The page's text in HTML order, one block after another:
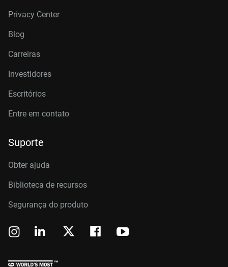
Privacy Center
Blog
Carreiras
Investidores
Escritórios
Entre em contato
Suporte
Obter ajuda
Biblioteca de recursos
Segurança do produto